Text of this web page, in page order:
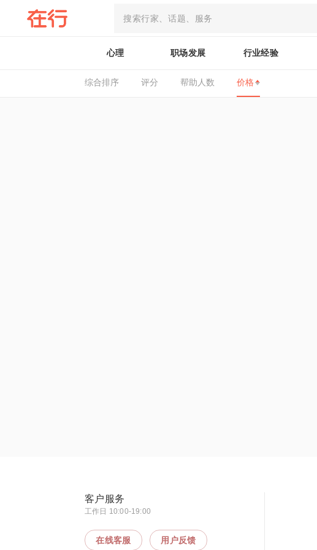
心理 职场发展 行业经验
综合排序 评分 帮助人数 价格
客户服务
工作日 10:00-19:00
在线客服 用户反馈